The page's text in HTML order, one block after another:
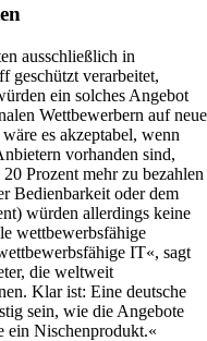
ausschließlich in
geschützt verarbeitet,
ein solches Angebot
Wettbewerbern auf neue
es akzeptabel, wenn
vorhanden sind,
Prozent mehr zu bezahlen
Bedienbarkeit oder dem
würden allerdings keine
wettbewerbsfähige
IT«, sagt
die weltweit
Klar ist: Eine deutsche
sein, wie die Angebote
ein Nischenprodukt.«